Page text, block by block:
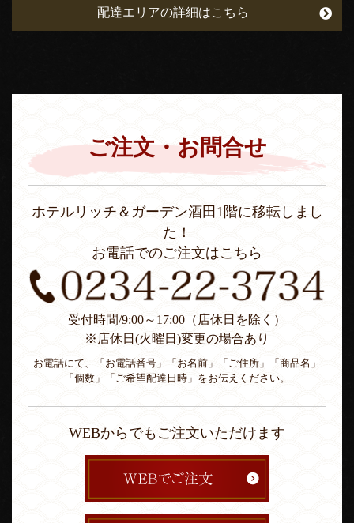
配達エリアの詳細はこちら
ご注文・お問合せ
ホテルリッチ＆ガーデン酒田1階に移転しまし
た！
お電話でのご注文はこちら
受付時間/9:00～17:00（店休日を除く）
※店休日(火曜日)変更の場合あり
お電話にて、「お電話番号」「お名前」「ご住所」「商品名」
「個数」「ご希望配達日時」をお伝えください。
WEBからでもご注文いただけます